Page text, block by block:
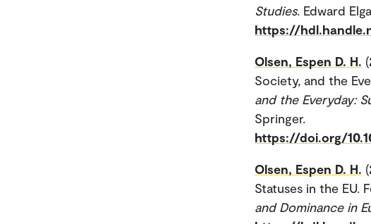
Studies. Edward
https://
Olsen, Espen D. H.
Society, and the
and the Everyday:
Springer.
https://doi.org/
Olsen, Espen D. H.
Statuses in the EU.
and Dominance in